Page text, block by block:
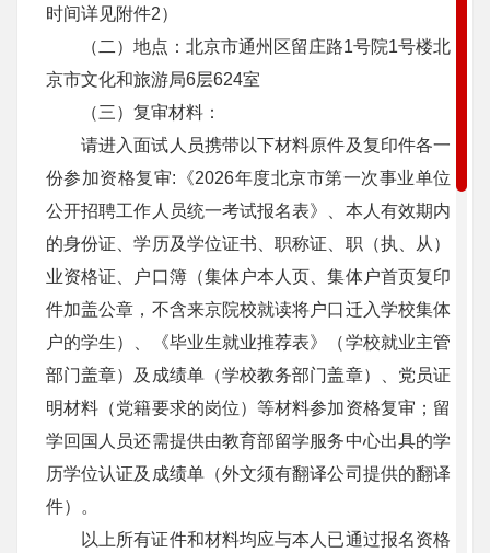
时间详见附件2）
（二）地点：北京市通州区留庄路1号院1号楼北
京市文化和旅游局6层624室
（三）复审材料：
请进入面试人员携带以下材料原件及复印件各一
份参加资格复审:《2026年度北京市第一次事业单位
公开招聘工作人员统一考试报名表》、本人有效期内
的身份证、学历及学位证书、职称证、职（执、从）
业资格证、户口簿（集体户本人页、集体户首页复印
件加盖公章，不含来京院校就读将户口迁入学校集体
户的学生）、《毕业生就业推荐表》（学校就业主管
部门盖章）及成绩单（学校教务部门盖章）、党员证
明材料（党籍要求的岗位）等材料参加资格复审；留
学回国人员还需提供由教育部留学服务中心出具的学
历学位认证及成绩单（外文须有翻译公司提供的翻译
件）。
以上所有证件和材料均应与本人已通过报名资格